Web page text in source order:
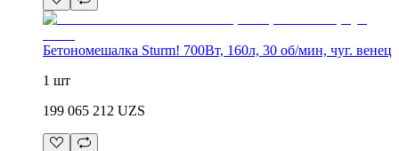
Бетономешалка Sturm! 700Вт, 160л, 30 об/мин, чуг. венец
1 шт
199 065 212 UZS